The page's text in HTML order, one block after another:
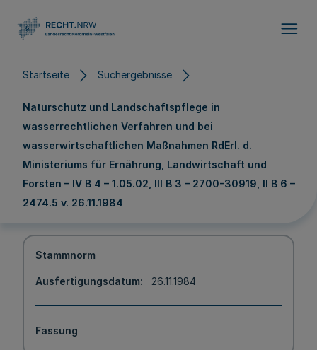
Startseite Suchergebnisse
Naturschutz und Landschaftspflege in
wasserrechtlichen Verfahren und bei
wasserwirtschaftlichen Maßnahmen RdErl. d.
Ministeriums für Ernährung, Landwirtschaft und
Forsten – IV B 4 – 1.05.02, III B 3 – 2700-30919, II B 6 –
2474.5 v. 26.11.1984
Stammnorm
Ausfertigungsdatum 26.11.1984
Fassung